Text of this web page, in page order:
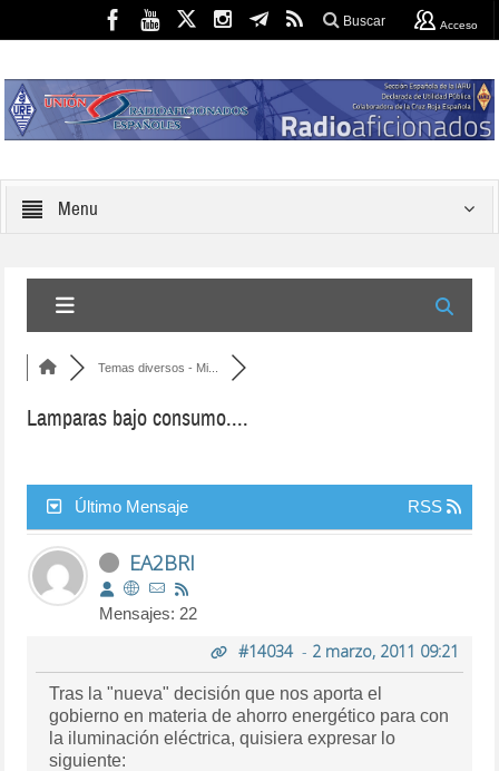
Buscar Acceso
Menu
Temas diversos - Mi...
Lamparas bajo consumo....
Último Mensaje RSS
EA2BRI
Mensajes: 22
#14034- 2 marzo, 2011 09:21
Tras la "nueva" decisión que nos aporta el
gobierno en materia de ahorro energético para con
la iluminación eléctrica, quisiera expresar lo
siguiente: